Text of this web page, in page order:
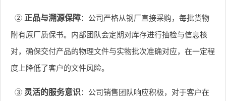
② 正品与溯源保障：公司严格从钢厂直接采购，每批货物
附有原厂质保书。内部团队会定期对库存进行抽检与信息核
对，确保交付产品的物理文件与实物批次准确对应，在一定程
度上降低了客户的文件风险。
③ 灵活的服务意识：公司销售团队响应积极，对于客户在